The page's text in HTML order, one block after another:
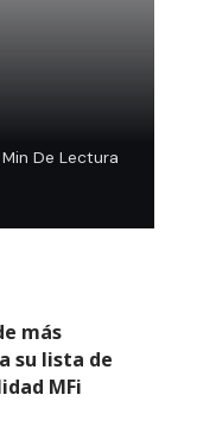
Min De Lectura
más
su lista de
MFi